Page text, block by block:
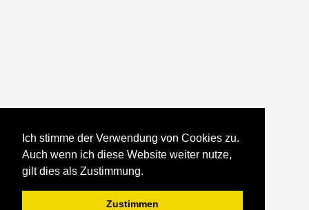
Ich stimme der Verwendung von Cookies zu.
Auch wenn ich diese Website weiter nutze,
gilt dies als Zustimmung.
Zustimmen